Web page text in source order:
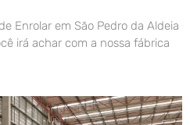
Enrolar em São Pedro da Aldeia
irá achar com a nossa fábrica